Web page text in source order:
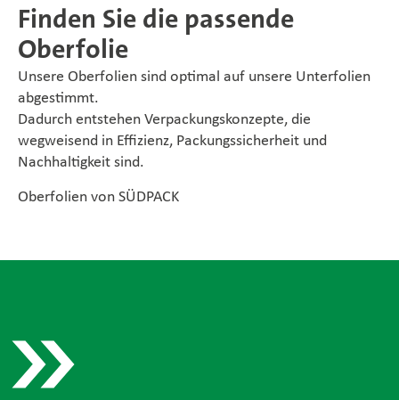
Finden Sie die passende
Oberfolie
Unsere Oberfolien sind optimal auf unsere Unterfolien
abgestimmt.
Dadurch entstehen Verpackungskonzepte, die
wegweisend in Effizienz, Packungssicherheit und
Nachhaltigkeit sind.
Oberfolien von SÜDPACK